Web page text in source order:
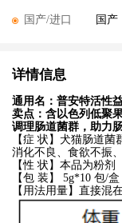
国产/进口 国产
详情信息
通用名：普安特活性
卖点：含以色列低聚
调理肠道菌群，助力
【症 状】犬猫肠道菌
消化不良、食欲不振
【性 状】本品为粉剂
【包 装】 5g*10 包/盒
【用法用量】直接混